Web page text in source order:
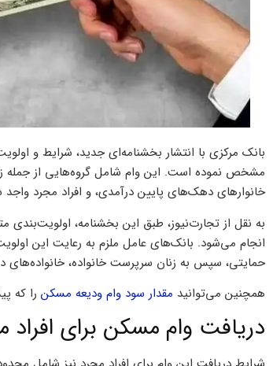
بانک مرکزی با انتشار بخشنامه‌ای جدید، شرایط و
مشخص نموده است. این وام شامل گروه‌هایی از جمله
خانوارهای دهک‌های پایین درآمدی، و افراد مجرد
به‌ نقل از تجارت‌نیوز، طبق این بخشنامه،
انجام می‌شود. بانک‌های عامل ملزم به رعایت این
حمایتی، سپس به زنان سرپرست خانواده، خانواده‌های
همچنین می‌توانید مقدار سود وام ودیعه مسکن را که
دریافت وام مسکن برای